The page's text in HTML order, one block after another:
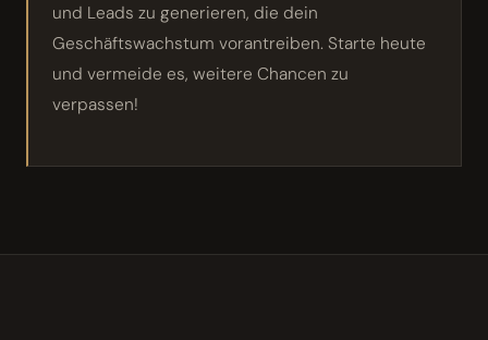
und Leads zu generieren, die dein
Geschäftswachstum vorantreiben. Starte heute
und vermeide es, weitere Chancen zu
verpassen!